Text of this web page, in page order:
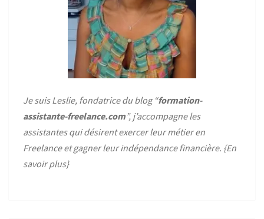
Je suis Leslie, fondatrice du blog “formation-
assistante-freelance.com”, j’accompagne les
assistantes qui désirent exercer leur métier en
Freelance et gagner leur indépendance financière. {En
savoir plus}